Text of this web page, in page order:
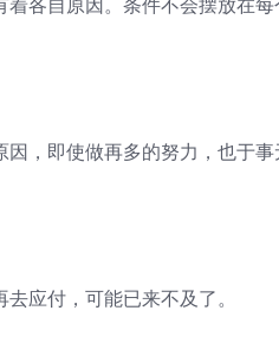
，即使做再多的努力，也于事
应付，可能已来不及了。